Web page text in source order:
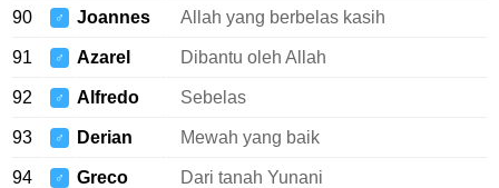
90 ♂ Joannes Allah yang berbelas kasih
91 ♂ Azarel Dibantu oleh Allah
92 ♂ Alfredo Sebelas
93 ♂ Derian Mewah yang baik
94 ♂ Greco Dari tanah Yunani